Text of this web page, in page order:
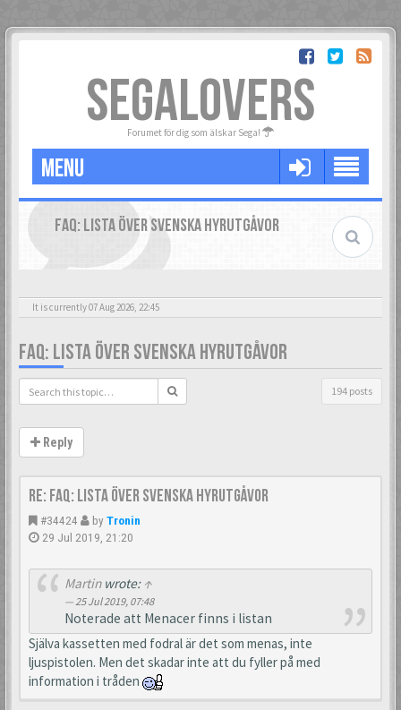
SEGALOVERS
Forumet för dig som älskar Sega!
MENU
FAQ: LISTA ÖVER SVENSKA HYRUTGÅVOR
It is currently 07 Aug 2026, 22:45
FAQ: LISTA ÖVER SVENSKA HYRUTGÅVOR
194 posts
Reply
Re: FAQ: Lista över svenska hyrutgåvor
#34424 by Tronin
29 Jul 2019, 21:20
Martinwrote: ↑
25 Jul 2019, 07:48
Noterade att Menacer finns i listan
Själva kassetten med fodral är det som menas, inte
ljuspistolen. Men det skadar inte att du fyller på med
information i tråden